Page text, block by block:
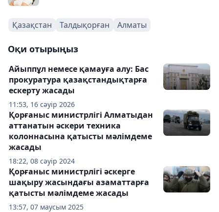
Қазақстан Талдықорған Алматы
Оқи отырыңыз
11:53, 16 сәуір 2026
Айыппұл немесе қамауға алу: Бас
прокуратура қазақстандықтарға
ескерту жасады
18:22, 08 сәуір 2024
Қорғаныс министрлігі Алматыдан
аттанатын әскери техника
колоннасына қатысты мәлімдеме
жасады
13:57, 07 маусым 2025
Қорғаныс министрлігі әскерге
шақыру жасындағы азаматтарға
қатысты мәлімдеме жасады